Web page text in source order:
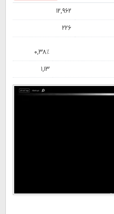
۱۲,۹۶۲
۲۲۶
۰,۳۸٪
۱,۱۳